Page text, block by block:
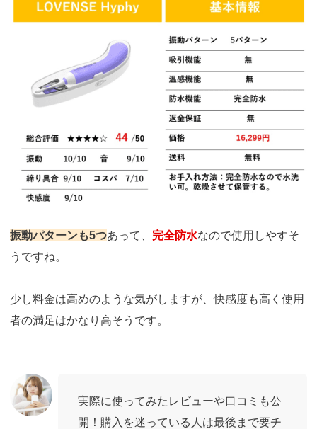
振動パターンも5つあって、 完全防水なので使用しやすそ
うですね。
少し料金は高めのような気がしますが、快感度も高く使用
者の満足はかなり高そうです。
実際に使ってみたレビューや口コミも公
開！購入を迷っている人は最後まで要チ